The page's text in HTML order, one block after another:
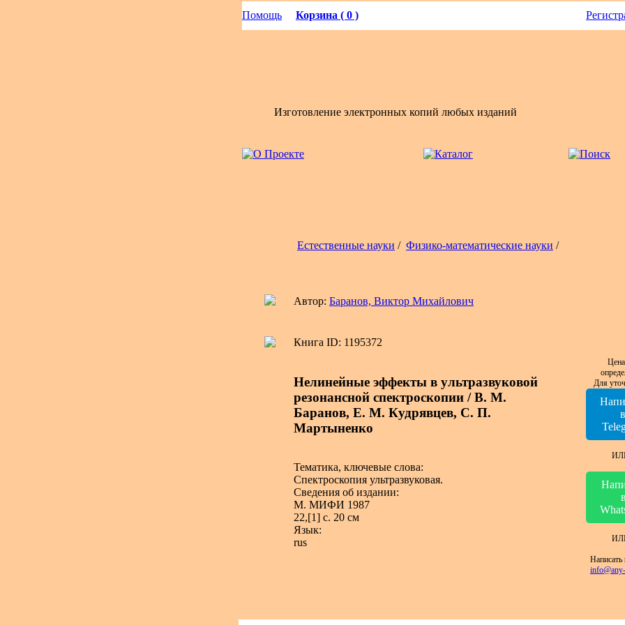
Помощь Корзина ( 0 )
Изготовление электронных копий любых изданий
Естественные науки / Физико-математические науки /
Автор: Баранов, Виктор Михайлович
Книга ID: 1195372
Нелинейные эффекты в ультразвуковой
резонансной спектроскопии / В. М.
Баранов, Е. М. Кудрявцев, С. П.
Мартыненко
Тематика, ключевые слова:
Спектроскопия ультразвуковая.
Сведения об издании:
М. МИФИ 1987
22,[1] с. 20 см
Язык:
rus
Для
в
в
Написать